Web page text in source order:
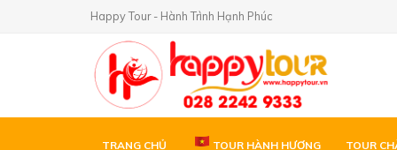
Happy Tour - Hành Trình Hạnh Phúc
TRANG CHỦ TOUR HÀNH HƯƠNG TOUR